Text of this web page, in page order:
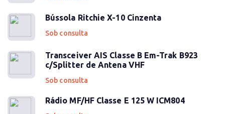
Bússola Ritchie X-10 Cinzenta
Sob consulta
Transceiver AIS Classe B Em-Trak B923
c/Splitter de Antena VHF
Sob consulta
Rádio MF/HF Classe E 125 W ICM804